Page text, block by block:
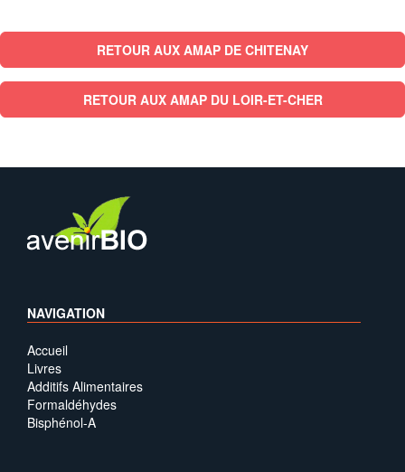
RETOUR AUX AMAP DE CHITENAY
RETOUR AUX AMAP DU LOIR-ET-CHER
NAVIGATION
Accueil
Livres
Additifs Alimentaires
Formaldéhydes
Bisphénol-A